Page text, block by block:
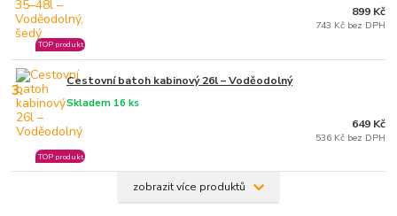
TOP produkt
899 Kč
743 Kč bez DPH
3. Cestovní batoh kabinový 26l – Voděodolný
Skladem 16 ks
TOP produkt
649 Kč
536 Kč bez DPH
zobrazit více produktů